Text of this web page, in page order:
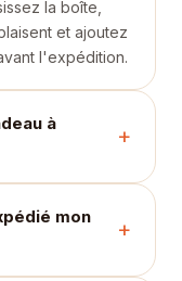
la boîte,
et ajoutez
l'expédition.
à
mon